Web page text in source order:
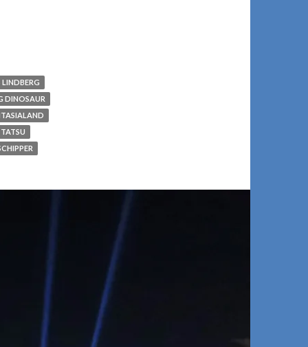
LINDBERG
DINOSAUR
TATSU